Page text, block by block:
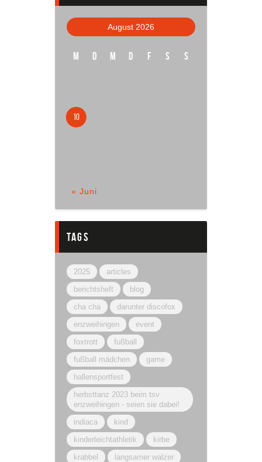
August 2026
M D M D F S S
10
« Juni
tags
2025
articles
berichtsheft
blog
cha cha
darunter discofox
enzweihingen
event
foxtrott
fußball
fußball mädchen
game
hallensportfest
herbsttanz 2023 beim tsv
enzweihingen - seien sie dabei!
indiaca
kind
kinderleichtathletik
kirbe
krabbel
langsamer walzer